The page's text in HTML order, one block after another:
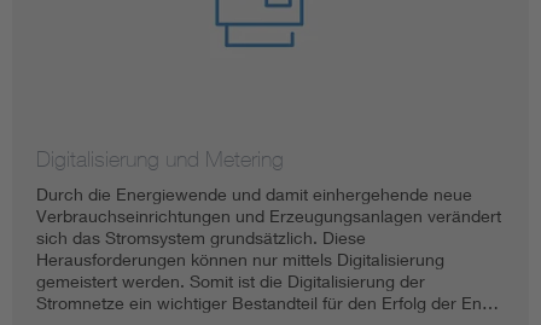
Digitalisierung und Metering
Durch die Energiewende und damit einhergehende neue
Verbrauchseinrichtungen und Erzeugungsanlagen verändert
sich das Stromsystem grundsätzlich. Diese
Herausforderungen können nur mittels Digitalisierung
gemeistert werden. Somit ist die Digitalisierung der
Stromnetze ein wichtiger Bestandteil für den Erfolg der En…